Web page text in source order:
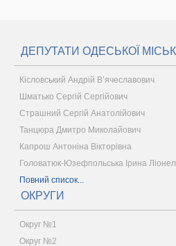
ДЕПУТАТИ ОДЕСЬКОЇ
Кісловський Андрій В’ячеславович
Шматько Сергій Сергійович
Страшний Сергій Анатолійович
Танцюра Дмитро Миколайович
Капрош Антоніна Вікторівна
Головатюк-Юзефпольська Ірина
Повний список...
ОКРУГИ
Округ №1
Округ №2